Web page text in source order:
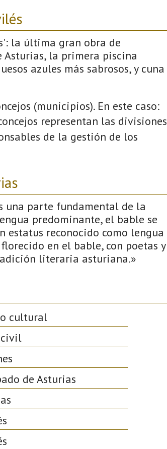
la última gran obra de
Asturias, la primera piscina
azules más sabrosos, y cuna
(municipios). En este caso:
representan las divisiones
de la gestión de los
una parte fundamental de la
predominante, el bable se
estatus reconocido como lengua
en el bable, con poetas y
literaria asturiana.»
cultural
de Asturias